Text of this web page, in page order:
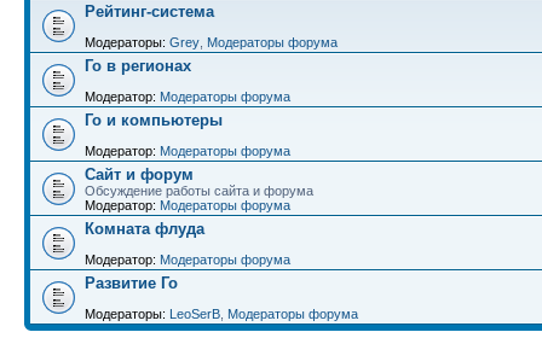
Рейтинг-система
Модераторы: Grey Модераторы форума
Го в регионах
Модератор: Модераторы форума
Го и компьютеры
Модератор: Модераторы форума
Сайт и форум
Обсуждение работы сайта и форума
Модератор: Модераторы форума
Комната флуда
Модератор: Модераторы форума
Развитие Го
Модераторы: LeoSerB Модераторы форума